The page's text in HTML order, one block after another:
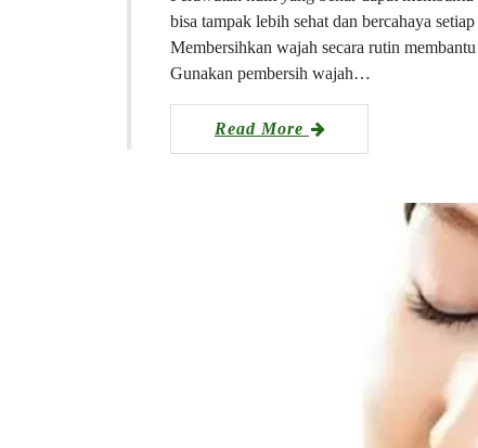
bisa tampak lebih sehat dan bercahaya
Membersihkan wajah secara rutin
Gunakan pembersih wajah…
Read More